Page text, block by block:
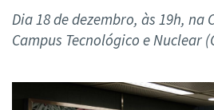
Dia 18 de dezembro, às 19h, na
Campus Tecnológico e Nuclear